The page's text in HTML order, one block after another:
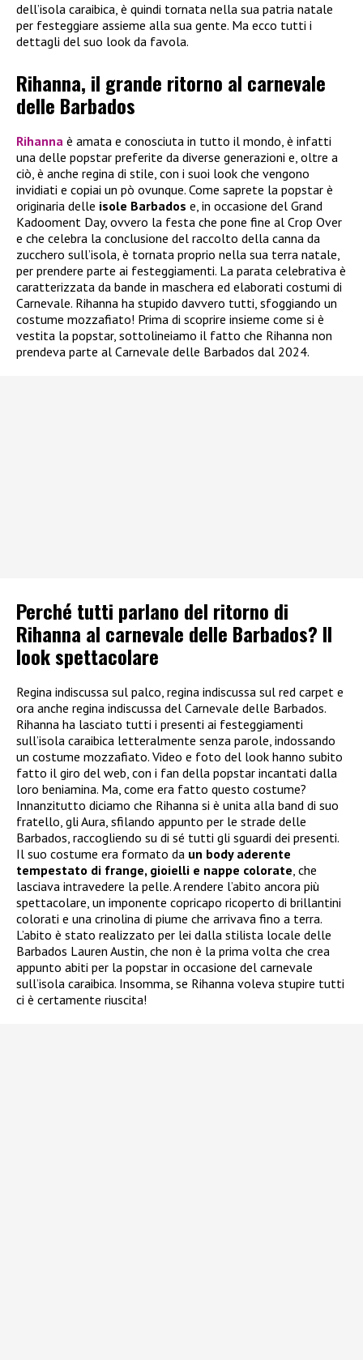
dell’isola caraibica, è quindi tornata nella sua patria natale
per festeggiare assieme alla sua gente. Ma ecco tutti i
dettagli del suo look da favola.
Rihanna, il grande ritorno al carnevale
delle Barbados
Rihanna è amata e conosciuta in tutto il mondo, è infatti
una delle popstar preferite da diverse generazioni e, oltre a
ciò, è anche regina di stile, con i suoi look che vengono
invidiati e copiai un pò ovunque. Come saprete la popstar è
originaria delle isole Barbados e, in occasione del Grand
Kadooment Day, ovvero la festa che pone fine al Crop Over
e che celebra la conclusione del raccolto della canna da
zucchero sull’isola, è tornata proprio nella sua terra natale,
per prendere parte ai festeggiamenti. La parata celebrativa è
caratterizzata da bande in maschera ed elaborati costumi di
Carnevale. Rihanna ha stupido davvero tutti, sfoggiando un
costume mozzafiato! Prima di scoprire insieme come si è
vestita la popstar, sottolineiamo il fatto che Rihanna non
prendeva parte al Carnevale delle Barbados dal 2024.
Perché tutti parlano del ritorno di
Rihanna al carnevale delle Barbados? Il
look spettacolare
Regina indiscussa sul palco, regina indiscussa sul red carpet e
ora anche regina indiscussa del Carnevale delle Barbados.
Rihanna ha lasciato tutti i presenti ai festeggiamenti
sull’isola caraibica letteralmente senza parole, indossando
un costume mozzafiato. Video e foto del look hanno subito
fatto il giro del web, con i fan della popstar incantati dalla
loro beniamina. Ma, come era fatto questo costume?
Innanzitutto diciamo che Rihanna si è unita alla band di suo
fratello, gli Aura, sfilando appunto per le strade delle
Barbados, raccogliendo su di sé tutti gli sguardi dei presenti.
Il suo costume era formato da un body aderente
tempestato di frange, gioielli e nappe colorate, che
lasciava intravedere la pelle. A rendere l’abito ancora più
spettacolare, un imponente copricapo ricoperto di brillantini
colorati e una crinolina di piume che arrivava fino a terra.
L’abito è stato realizzato per lei dalla stilista locale delle
Barbados Lauren Austin, che non è la prima volta che crea
appunto abiti per la popstar in occasione del carnevale
sull’isola caraibica. Insomma, se Rihanna voleva stupire tutti
ci è certamente riuscita!